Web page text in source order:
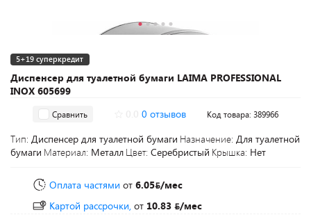
Диспенсер для туалетной бумаги LAIMA PROFESSIONAL
INOX 605699
5+19 суперкредит
Сравнить 0 отзывов Код товара: 389966
Тип: Диспенсер для туалетной бумаги Назначение: Для туалетной
бумаги Материал: Металл Цвет: Серебристый Крышка: Нет
Оплата частями от 6.05 /мес
Картой рассрочки, от 10.83
/мес